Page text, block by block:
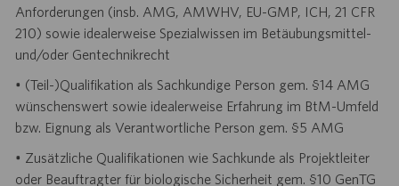
Anforderungen (insb. AMG, AMWHV, EU-GMP, ICH, 21 CFR
210) sowie idealerweise Spezialwissen im Betäubungsmittel-
und/oder Gentechnikrecht
• (Teil-)Qualifikation als Sachkundige Person gem. §14 AMG
wünschenswert sowie idealerweise Erfahrung im BtM-Umfeld
bzw. Eignung als Verantwortliche Person gem. §5 AMG
• Zusätzliche Qualifikationen wie Sachkunde als Projektleiter
oder Beauftragter für biologische Sicherheit gem. §10 GenTG